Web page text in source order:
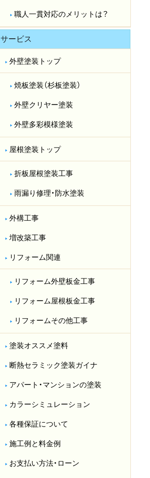
職人一貫対応のメリットは？​
サービス
外壁塗装トップ
焼板塗装（杉板塗装）
外壁クリヤー塗装
外壁多彩模様塗装
屋根塗装トップ
折板屋根塗装工事
雨漏り修理・防水塗装
外構工事
増改築工事
リフォーム関連
リフォーム外壁板金工事
リフォーム屋根板金工事
リフォームその他工事
塗装オススメ塗料
断熱セラミック塗装ガイナ
アパート・マンションの塗装
カラーシミュレーション
各種保証について
施工例と料金例
お支払い方法・ローン